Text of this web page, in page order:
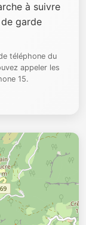
à suivre
garde
téléphone du
appeler les
15.